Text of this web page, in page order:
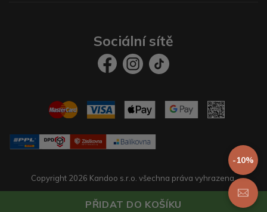
-10%
Sociální sítě
Copyright 2026 Kandoo s.r.o. všechna práva vyhrazena.
prestaservis. eshopy na míru